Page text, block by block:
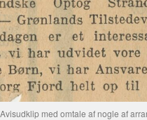
Avisudklip med omtale af nogle af